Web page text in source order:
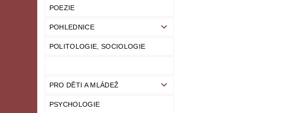
POEZIE
POHLEDNICE
POLITOLOGIE, SOCIOLOGIE
PRO DĚTI A MLÁDEŽ
PSYCHOLOGIE